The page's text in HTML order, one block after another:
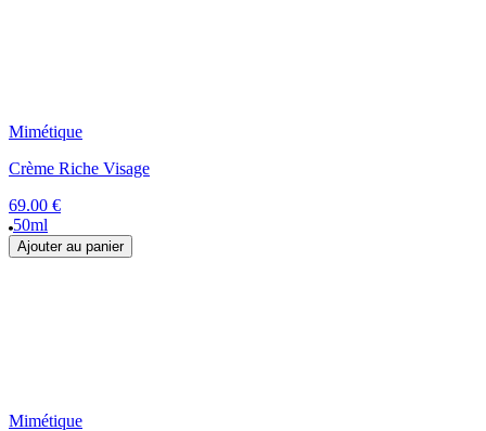
Mimétique
Crème Riche Visage
69.00 €
50ml
Ajouter au panier
Mimétique